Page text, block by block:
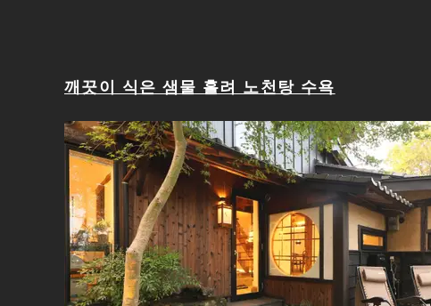
깨끗이 식은 샘물 흘려 노천탕 수욕